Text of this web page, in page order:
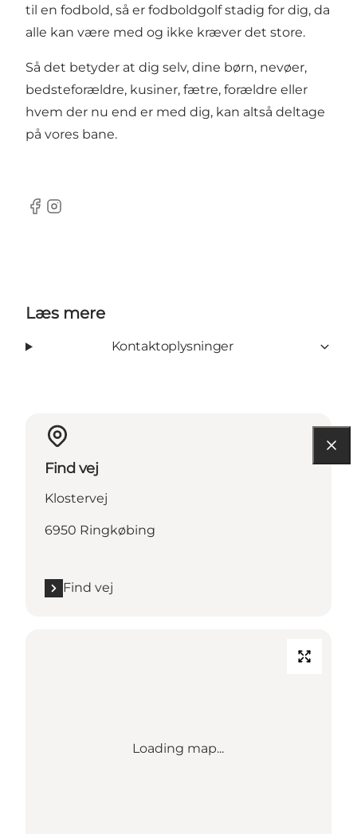
til en fodbold, så er fodboldgolf stadig for dig, da
alle kan være med og ikke kræver det store.
Så det betyder at dig selv, dine børn, nevøer,
bedsteforældre, kusiner, fætre, forældre eller
hvem der nu end er med dig, kan altså deltage
på vores bane.
Facebook
Instagram
Læs mere
Kontaktoplysninger
Find vej
Klostervej
6950 Ringkøbing
Find vej
Loading map...